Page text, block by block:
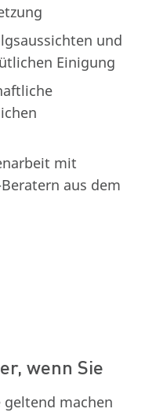
und
Einigung
mit
aus dem
wenn Sie
geltend machen